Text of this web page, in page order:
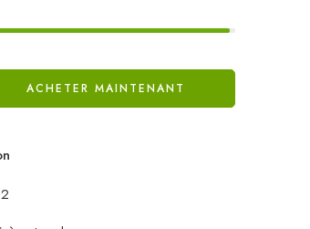
ACHETER MAINTENANT